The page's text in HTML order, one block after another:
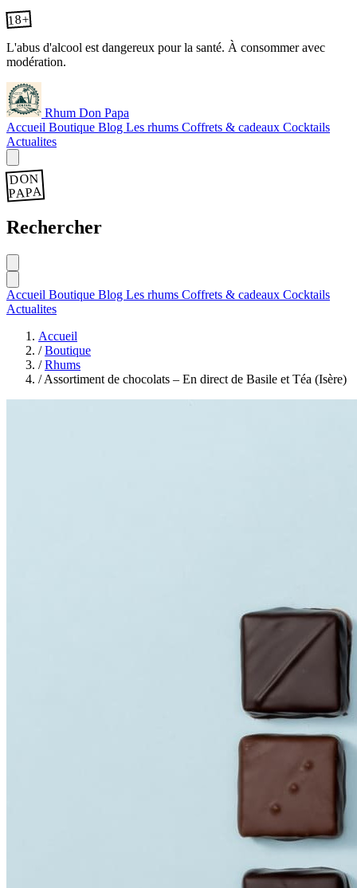
18+
L'abus d'alcool est dangereux pour la santé. À consommer avec
modération.
Rhum Don Papa
Accueil Boutique Blog Les rhums Coffrets & cadeaux Cocktails
Actualites
DON
PAPA
Rechercher
Accueil Boutique Blog Les rhums Coffrets & cadeaux Cocktails
Actualites
Accueil
/ Boutique
/ Rhums
/ Assortiment de chocolats – En direct de Basile et Téa (Isère)